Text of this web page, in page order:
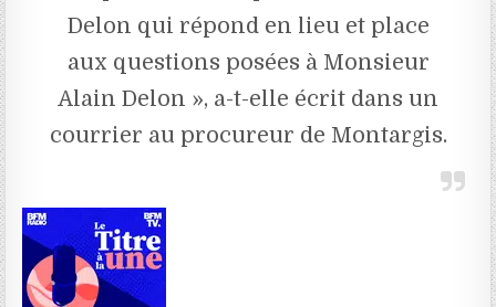
Delon qui répond en lieu et place
aux questions posées à Monsieur
Alain Delon », a-t-elle écrit dans un
courrier au procureur de Montargis.